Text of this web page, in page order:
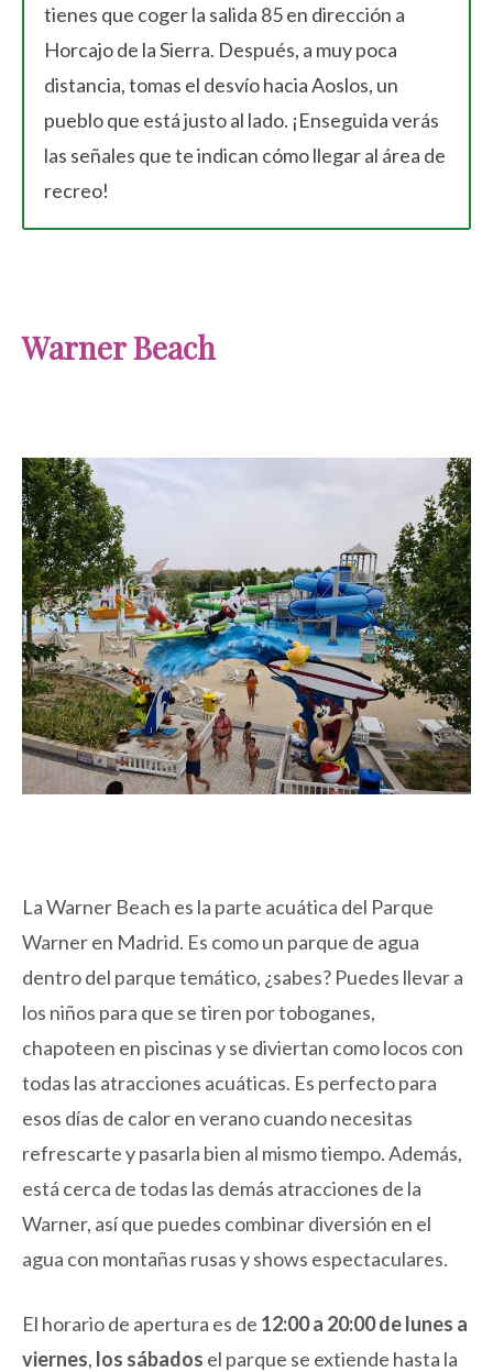
tienes que coger la salida 85 en dirección a
Horcajo de la Sierra. Después, a muy poca
distancia, tomas el desvío hacia Aoslos, un
pueblo que está justo al lado. ¡Enseguida verás
las señales que te indican cómo llegar al área de
recreo!
Warner Beach
La Warner Beach es la parte acuática del Parque
Warner en Madrid. Es como un parque de agua
dentro del parque temático, ¿sabes? Puedes llevar a
los niños para que se tiren por toboganes,
chapoteen en piscinas y se diviertan como locos con
todas las atracciones acuáticas. Es perfecto para
esos días de calor en verano cuando necesitas
refrescarte y pasarla bien al mismo tiempo. Además,
está cerca de todas las demás atracciones de la
Warner, así que puedes combinar diversión en el
agua con montañas rusas y shows espectaculares.
El horario de apertura es de 12:00 a 20:00 de lunes a
viernes, los sábados el parque se extiende hasta la